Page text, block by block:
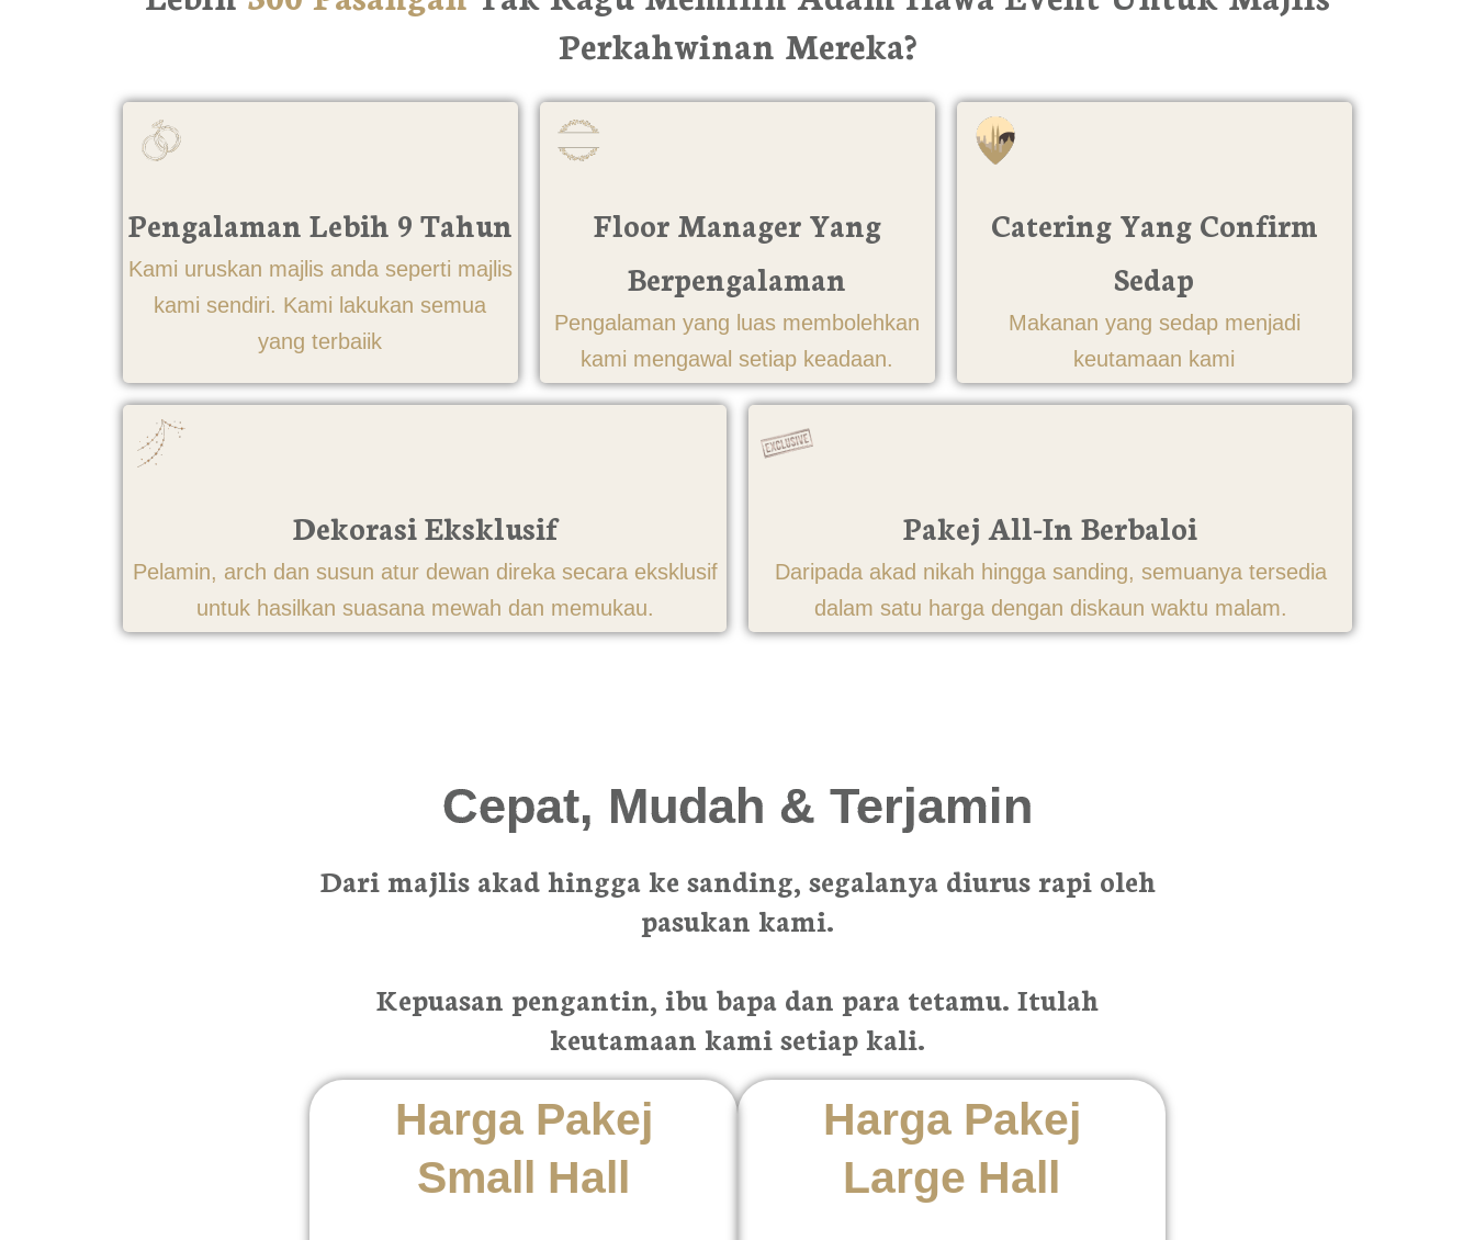
Perkahwinan Mereka?
Pengalaman Lebih 9 Tahun
Kami uruskan majlis anda seperti majlis
kami sendiri. Kami lakukan semua
yang terbaiik
Floor Manager Yang
Berpengalaman
Pengalaman yang luas membolehkan
kami mengawal setiap keadaan.
Catering Yang Confirm
Sedap
Makanan yang sedap menjadi
keutamaan kami
Dekorasi Eksklusif
Pelamin, arch dan susun atur dewan direka secara eksklusif
untuk hasilkan suasana mewah dan memukau.
Pakej All-In Berbaloi
Daripada akad nikah hingga sanding, semuanya tersedia
dalam satu harga dengan diskaun waktu malam.
Cepat, Mudah & Terjamin
Dari majlis akad hingga ke sanding, segalanya diurus rapi oleh
pasukan kami.
Kepuasan pengantin, ibu bapa dan para tetamu. Itulah
keutamaan kami setiap kali.
Harga Pakej
Small Hall
Harga Pakej
Large Hall